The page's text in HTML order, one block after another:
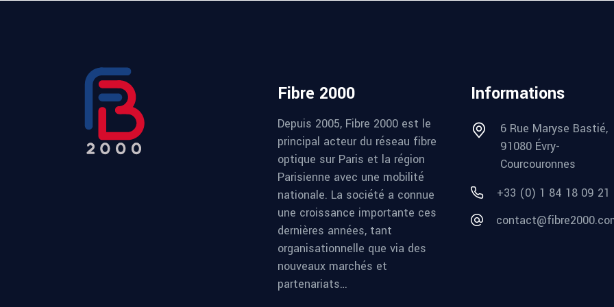
Fibre 2000
Depuis 2005, Fibre 2000 est le
principal acteur du réseau fibre
optique sur Paris et la région
Parisienne avec une mobilité
nationale. La société a connue
une croissance importante ces
dernières années, tant
organisationnelle que via des
nouveaux marchés et
partenariats…
Informations
6 Rue Maryse Bastié,
91080 Évry-
Courcouronnes
+33 (0) 1 84 18 09 21